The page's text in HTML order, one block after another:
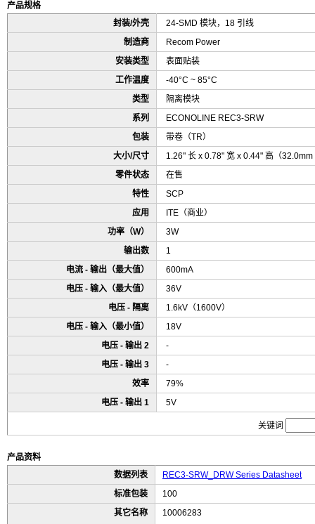
产品规格
封装/外壳
24-SMD 模块，18 引线
制造商
Recom Power
安装类型
表面贴装
工作温度
-40°C ~ 85°C
类型
隔离模块
系列
ECONOLINE REC3-SRW
包装
带卷（TR）
大小/尺寸
1.26" 长 x 0.78" 宽 x 0.44" 高（
零件状态
在售
特性
SCP
应用
ITE（商业）
功率（W）
3W
输出数
1
电流 - 输出（最大值）
600mA
电压 - 输入（最大值）
36V
电压 - 隔离
1.6kV（1600V）
电压 - 输入（最小值）
18V
电压 - 输出 2
-
电压 - 输出 3
-
效率
79%
电压 - 输出 1
5V
关键词
产品资料
数据列表
REC3-SRW_DRW Series Datasheet
标准包装
100
其它名称
10006283